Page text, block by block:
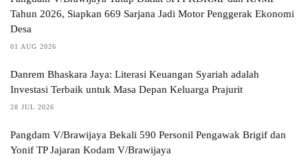
Tahun 2026, Siapkan 669 Sarjana Jadi Motor Penggerak Ekonomi
Desa
01 AUG 2026
Danrem Bhaskara Jaya: Literasi Keuangan Syariah adalah
Investasi Terbaik untuk Masa Depan Keluarga Prajurit
28 JUL 2026
Pangdam V/Brawijaya Bekali 590 Personil Pengawak Brigif dan
Yonif TP Jajaran Kodam V/Brawijaya